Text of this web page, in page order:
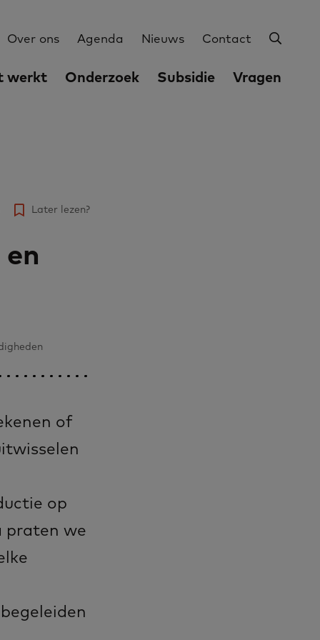
Utilities
Over ons Agenda Nieuws Contact
werkt Onderzoek Subsidie Vragen
Later lezen?
of
op
praten we